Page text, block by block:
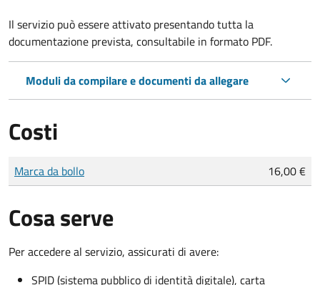
Il servizio può essere attivato presentando tutta la
documentazione prevista, consultabile in formato PDF.
Moduli da compilare e documenti da allegare
Costi
Tipo di pagamento
Importo
Marca da bollo 16,00 €
Cosa serve
Per accedere al servizio, assicurati di avere:
SPID (sistema pubblico di identità digitale), carta